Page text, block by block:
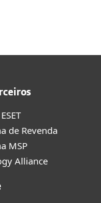
de Revenda
MSP
Alliance